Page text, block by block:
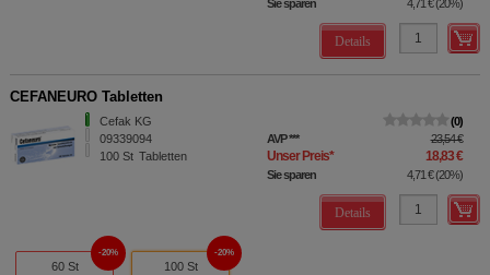
Sie sparen 4,71 €(20%)
Details
CEFANEURO Tabletten
Cefak KG
09339094
100 St Tabletten
0
AVP*** 23,54 €
Unser Preis* 18,83 €
Sie sparen 4,71 €(20%)
Details
60 St
20%
100 St
20%